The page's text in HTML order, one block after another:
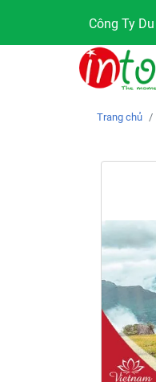
Công Ty
Trang chủ